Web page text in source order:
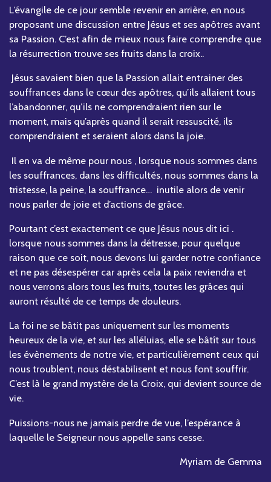
L’évangile de ce jour semble revenir en arrière, en nous
proposant une discussion entre Jésus et ses apôtres avant
sa Passion. C’est afin de mieux nous faire comprendre que
la résurrection trouve ses fruits dans la croix..
Jésus savaient bien que la Passion allait entrainer des
souffrances dans le cœur des apôtres, qu’ils allaient tous
l’abandonner, qu’ils ne comprendraient rien sur le
moment, mais qu’après quand il serait ressuscité, ils
comprendraient et seraient alors dans la joie.
Il en va de même pour nous , lorsque nous sommes dans
les souffrances, dans les difficultés, nous sommes dans la
tristesse, la peine, la souffrance… inutile alors de venir
nous parler de joie et d’actions de grâce.
Pourtant c’est exactement ce que Jésus nous dit ici .
lorsque nous sommes dans la détresse, pour quelque
raison que ce soit, nous devons lui garder notre confiance
et ne pas désespérer car après cela la paix reviendra et
nous verrons alors tous les fruits, toutes les grâces qui
auront résulté de ce temps de douleurs.
La foi ne se bâtit pas uniquement sur les moments
heureux de la vie, et sur les alléluias, elle se bâtît sur tous
les évènements de notre vie, et particulièrement ceux qui
nous troublent, nous déstabilisent et nous font souffrir.
C’est là le grand mystère de la Croix, qui devient source de
vie.
Puissions-nous ne jamais perdre de vue, l’espérance à
laquelle le Seigneur nous appelle sans cesse.
Myriam de Gemma